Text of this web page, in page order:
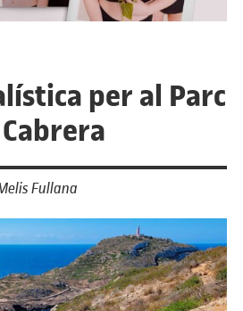
per al Parc
Fullana